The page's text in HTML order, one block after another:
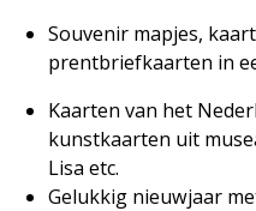
Souvenir mapjes,
prentbriefkaarten in
Kaarten van het
kunstkaarten uit
Lisa etc.
Gelukkig nieuwjaar